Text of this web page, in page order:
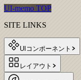
UI-memo TOP
SITE LINKS
UIコンポーネント
レイアウト